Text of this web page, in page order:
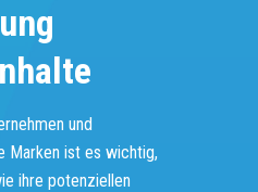
und
Marken ist es wichtig,
ihre potenziellen